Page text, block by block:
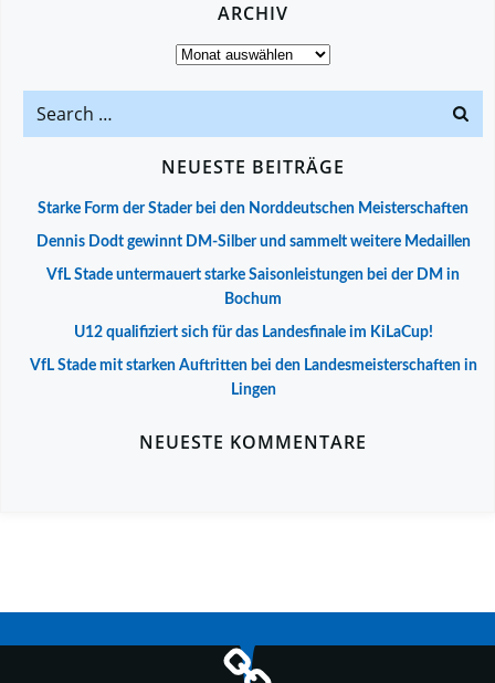
ARCHIV
Archiv
Search
for:
NEUESTE BEITRÄGE
Starke Form der Stader bei den Norddeutschen Meisterschaften
Dennis Dodt gewinnt DM-Silber und sammelt weitere Medaillen
VfL Stade untermauert starke Saisonleistungen bei der DM in
Bochum
U12 qualifiziert sich für das Landesfinale im KiLaCup!
VfL Stade mit starken Auftritten bei den Landesmeisterschaften in
Lingen
NEUESTE KOMMENTARE